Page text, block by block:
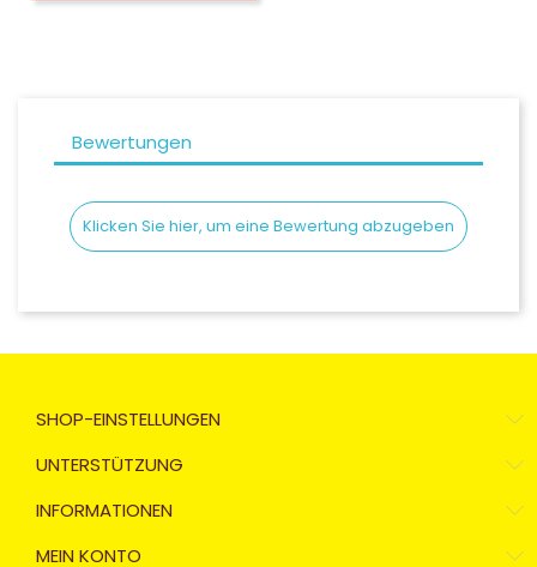
Bewertungen
Klicken Sie hier, um eine Bewertung abzugeben
SHOP-EINSTELLUNGEN
UNTERSTÜTZUNG
INFORMATIONEN
MEIN KONTO